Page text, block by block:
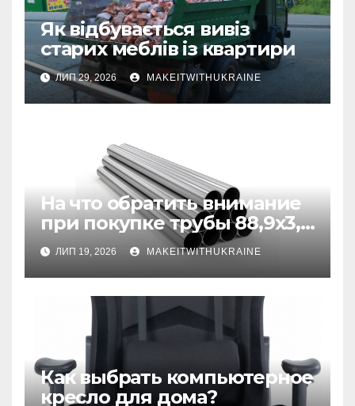
Як відбувається вивіз
старих меблів із квартири
ЛИП 29, 2026 MAKEITWITHUKRAINE
На что обратить внимание
при покупке трубы 88,9х3,2
бесшовной
ЛИП 19, 2026 MAKEITWITHUKRAINE
Как выбрать компьютерное
кресло для дома?